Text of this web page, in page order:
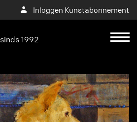
Inloggen Kunstabonnement
sinds 1992